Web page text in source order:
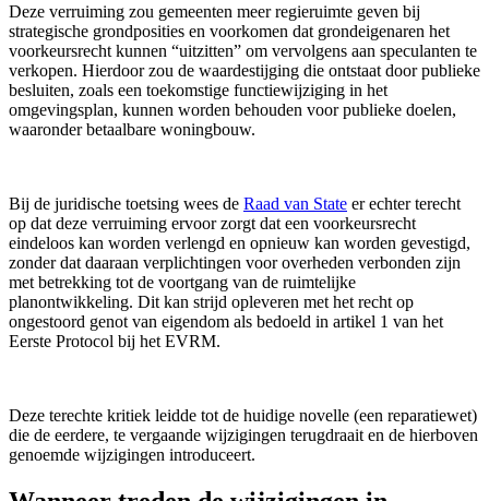
Deze verruiming zou gemeenten meer regieruimte geven bij
strategische grondposities en voorkomen dat grondeigenaren het
voorkeursrecht kunnen “uitzitten” om vervolgens aan speculanten te
verkopen. Hierdoor zou de waardestijging die ontstaat door publieke
besluiten, zoals een toekomstige functiewijziging in het
omgevingsplan, kunnen worden behouden voor publieke doelen,
waaronder betaalbare woningbouw.
Bij de juridische toetsing wees de Raad van State er echter terecht
op dat deze verruiming ervoor zorgt dat een voorkeursrecht
eindeloos kan worden verlengd en opnieuw kan worden gevestigd,
zonder dat daaraan verplichtingen voor overheden verbonden zijn
met betrekking tot de voortgang van de ruimtelijke
planontwikkeling. Dit kan strijd opleveren met het recht op
ongestoord genot van eigendom als bedoeld in artikel 1 van het
Eerste Protocol bij het EVRM.
Deze terechte kritiek leidde tot de huidige novelle (een reparatiewet)
die de eerdere, te vergaande wijzigingen terugdraait en de hierboven
genoemde wijzigingen introduceert.